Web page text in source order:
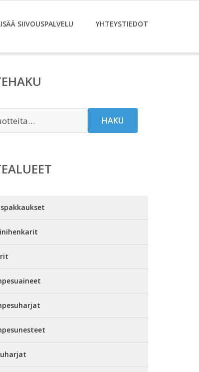
SIIVOUSPALVELU YHTEYSTIEDOT
HAKU